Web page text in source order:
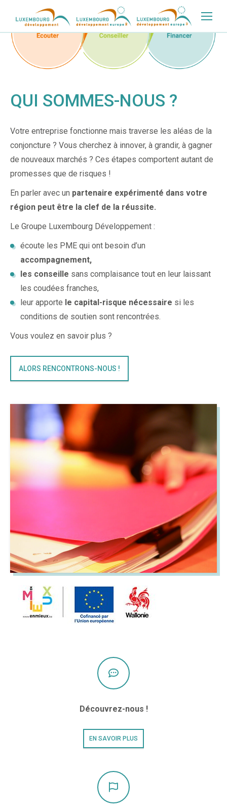
QUI SOMMES-NOUS ?
Votre entreprise fonctionne mais traverse les aléas de la
conjoncture ? Vous cherchez à innover, à grandir, à gagner
de nouveaux marchés ? Ces étapes comportent autant de
promesses que de risques !
En parler avec un partenaire expérimenté dans votre
région peut être la clef de la réussite.
Le Groupe Luxembourg Développement :
écoute les PME qui ont besoin d’un
accompagnement,
les conseille sans complaisance tout en leur laissant
les coudées franches,
leur apporte le capital-risque nécessaire si les
conditions de soutien sont rencontrées.
Vous voulez en savoir plus ?
ALORS RENCONTRONS-NOUS !
Découvrez-nous !
EN SAVOIR PLUS